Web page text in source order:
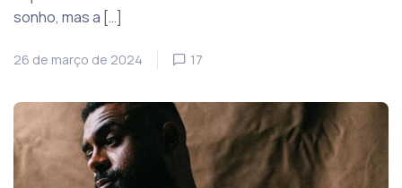
sonho, mas a […]
26 de março de 2024 17